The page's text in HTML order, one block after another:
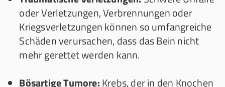
oder Verletzungen, Verbrennungen oder
Kriegsverletzungen können so umfangreiche
Schäden verursachen, dass das Bein nicht
mehr gerettet werden kann.
Bösartige Tumore:Krebs, der in den Knochen